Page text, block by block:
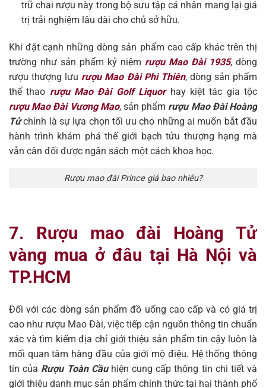
trữ chai rượu này trong bộ sưu tập cá nhân mang lại giá
trị trải nghiệm lâu dài cho chủ sở hữu.
Khi đặt cạnh những dòng sản phẩm cao cấp khác trên thị
trường như sản phẩm kỷ niệm rượu Mao Đài 1935, dòng
rượu thượng lưu rượu Mao Đài Phi Thiên, dòng sản phẩm
thể thao rượu Mao Đài Golf Liquorhay kiệt tác gia tộc
rượu Mao Đài Vương Mao, sản phẩm rượu Mao Đài Hoàng
Tửchính là sự lựa chọn tối ưu cho những ai muốn bắt đầu
hành trình khám phá thế giới bạch tửu thượng hạng mà
vẫn cân đối được ngân sách một cách khoa học.
Rượu mao đài Prince giá bao nhiêu?
7. Rượu mao đài Hoàng Tử
vàng mua ở đâu tại Hà Nội và
TP.HCM
Đối với các dòng sản phẩm đồ uống cao cấp và có giá trị
cao như rượu Mao Đài, việc tiếp cận nguồn thông tin chuẩn
xác và tìm kiếm địa chỉ giới thiệu sản phẩm tin cậy luôn là
mối quan tâm hàng đầu của giới mộ điệu. Hệ thống thông
tin của Rượu Toàn Cầuhiện cung cấp thông tin chi tiết và
giới thiệu danh mục sản phẩm chính thức tại hai thành phố